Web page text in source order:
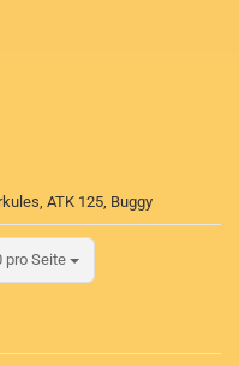
ATK 125, Buggy
pro Seite
Seite